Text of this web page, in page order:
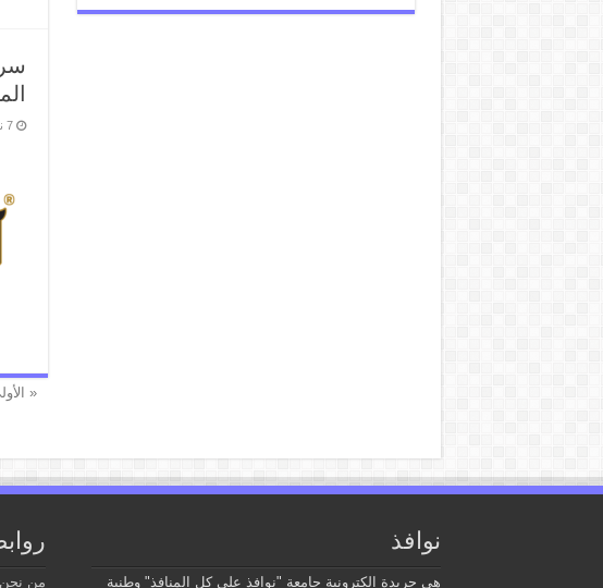
7 نوفمبر، 2018
«
نوافذ
هي جريدة الكترونية جامعة "نوافذ على كل المنافذ" وطنية من نحن